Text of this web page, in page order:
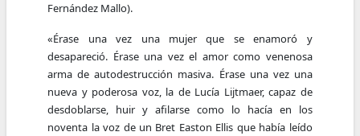
Fernández Mallo).
«Érase una vez una mujer que se enamoró y
desapareció. Érase una vez el amor como venenosa
arma de autodestrucción masiva. Érase una vez una
nueva y poderosa voz, la de Lucía Lijtmaer, capaz de
desdoblarse, huir y afilarse como lo hacía en los
noventa la voz de un Bret Easton Ellis que había leído